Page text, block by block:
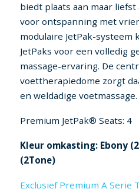
biedt plaats aan maar
voor ontspanning met
modulaire JetPak-systeem
JetPaks voor een volledig
massage-ervaring. De
voettherapiedome zorgt
en weldadige voetmassage.
Premium JetPak® Seats: 4
Kleur omkasting: Ebony
(2Tone)
Exclusief Premium A Serie